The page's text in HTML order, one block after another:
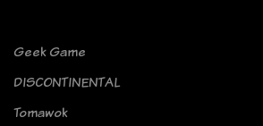
Geek Game
DISCONTINENTAL
Tomawok